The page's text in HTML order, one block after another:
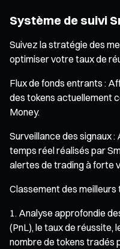
Système de suivi
Suivez la stratégie des
optimiser votre taux de
Flux de fonds entrants :
des tokens actuellement
Money.
Surveillance des signaux
temps réel réalisés par
alertes de trading à forte
Classement des meilleurs
Analyse approfondie
(PnL), le taux de réussite,
nombre de tokens tradés